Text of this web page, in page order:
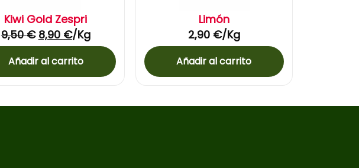
Kiwi Gold Zespri
9,50€ 8,90 €/Kg
Añadir al carrito
Limón
2,90 €/Kg
Añadir al carrito